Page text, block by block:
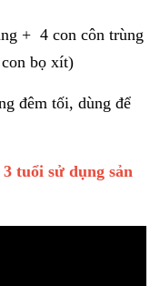
+ 4 con côn trùng
bọ xít)
đêm tối, dùng để
tuổi sử dụng sản